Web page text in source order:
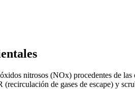
nitrosos (NOx) procedentes de las
de gases de escape) y